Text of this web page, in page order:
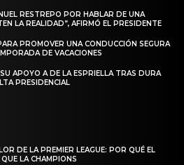
RESTREPO POR HABLAR DE UNA
LA REALIDAD”, AFIRMÓ EL PRESIDENTE
PROMOVER UNA CONDUCCIÓN SEGURA
DE VACACIONES
APOYO A DE LA ESPRIELLA TRAS DURA
PRESIDENCIAL
DE LA PREMIER LEAGUE: POR QUÉ EL
LA CHAMPIONS